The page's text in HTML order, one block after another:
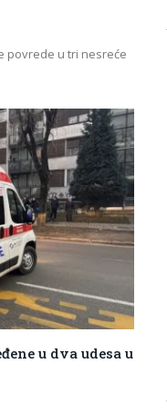
povrede u tri nesreće
u dva udesa u